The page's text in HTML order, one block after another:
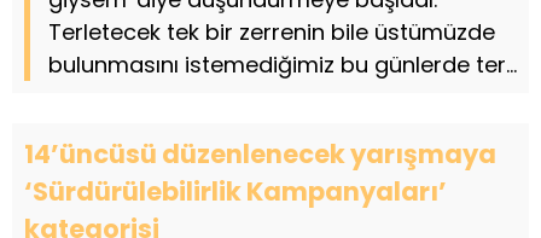
Terletecek tek bir zerrenin bile üstümüzde
bulunmasını istemediğimiz bu günlerde ter...
14’üncüsü düzenlenecek yarışmaya
‘Sürdürülebilirlik Kampanyaları’
kategorisi